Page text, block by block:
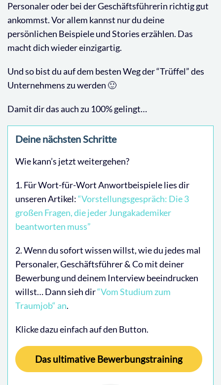
Personaler oder bei der Geschäftsführerin richtig gut
ankommst. Vor allem kannst nur du deine
persönlichen Beispiele und Stories erzählen. Das
macht dich wieder einzigartig.
Und so bist du auf dem besten Weg der “Trüffel” des
Unternehmens zu werden 🙂
Damit dir das auch zu 100% gelingt…
Deine nächsten Schritte
Wie kann’s jetzt weitergehen?
1. Für Wort-für-Wort Anwortbeispiele lies dir
unseren Artikel:“Vorstellungsgespräch: Die 3
großen Fragen, die jeder Jungakademiker
beantworten muss”
2. Wenn du sofort wissen willst, wie du jedes mal
Personaler, Geschäftsführer & Co mit deiner
Bewerbung und deinem Interview beeindrucken
willst… Dann sieh dir“Vom Studium zum
Traumjob“ an.
Klicke dazu einfach auf den Button.
Das ultimative Bewerbungstraining